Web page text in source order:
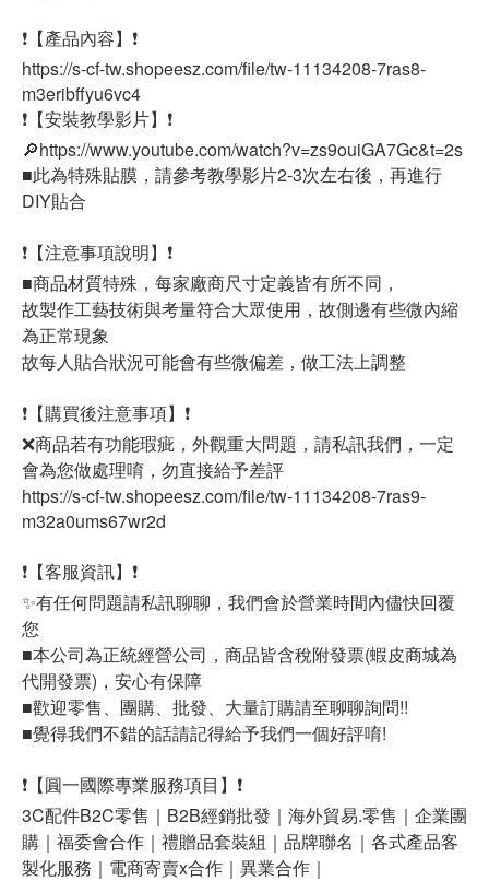
❗【產品內容】❗
https://s-cf-tw.shopeesz.com/file/tw-11134208-7ras8-
m3eribffyu6vc4
❗【安裝教學影片】❗
🔎https://www.youtube.com/watch?v=zs9ouiGA7Gc&t=2s
■此為特殊貼膜，請參考教學影片2-3次左右後，再進行
DIY貼合
❗【注意事項說明】❗
■商品材質特殊，每家廠商尺寸定義皆有所不同，
故製作工藝技術與考量符合大眾使用，故側邊有些微內縮
為正常現象
故每人貼合狀況可能會有些微偏差，做工法上調整
❗【購買後注意事項】❗
❌商品若有功能瑕疵，外觀重大問題，請私訊我們，一定
會為您做處理唷，勿直接給予差評
https://s-cf-tw.shopeesz.com/file/tw-11134208-7ras9-
m32a0ums67wr2d
❗【客服資訊】❗
✨有任何問題請私訊聊聊，我們會於營業時間內儘快回覆
您
■本公司為正統經營公司，商品皆含稅附發票(蝦皮商城為
代開發票)，安心有保障
■歡迎零售、團購、批發、大量訂購請至聊聊詢問!!
■覺得我們不錯的話請記得給予我們一個好評唷!
❗【圓一國際專業服務項目】❗
3C配件B2C零售｜B2B經銷批發｜海外貿易.零售｜企業團
購｜福委會合作｜禮贈品套裝組｜品牌聯名｜各式產品客
製化服務｜電商寄賣x合作｜異業合作｜